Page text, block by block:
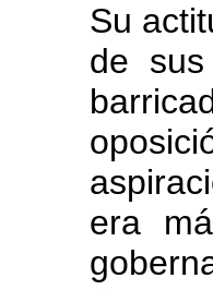
Su
de
era